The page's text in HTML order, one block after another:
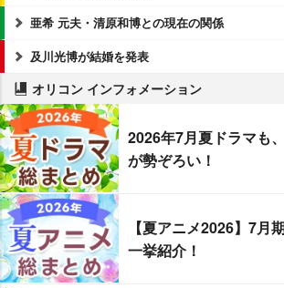
亜希 元夫・清原和博との現在の関係
及川光博が結婚を発表
オリコン インフォメーション
2026年7月夏ドラマも
が勢ぞろい！
【夏アニメ2026】7月
一挙紹介！